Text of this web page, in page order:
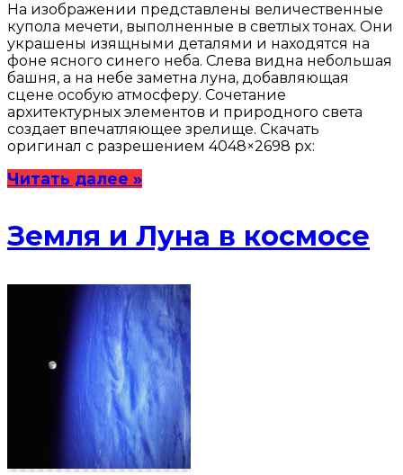
На изображении представлены величественные
купола мечети, выполненные в светлых тонах. Они
украшены изящными деталями и находятся на
фоне ясного синего неба. Слева видна небольшая
башня, а на небе заметна луна, добавляющая
сцене особую атмосферу. Сочетание
архитектурных элементов и природного света
создает впечатляющее зрелище. Скачать
оригинал с разрешением 4048×2698 px:
Читать далее »
Земля и Луна в космосе